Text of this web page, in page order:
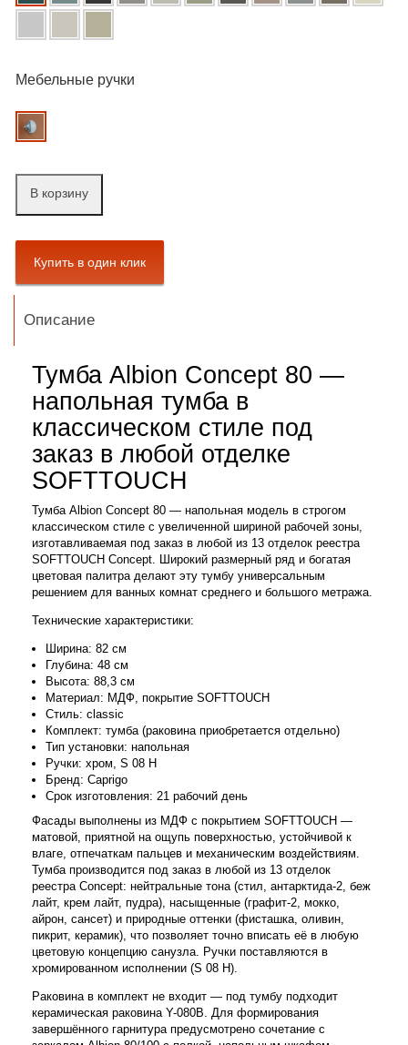
Мебельные ручки
В корзину
Описание
Тумба Albion Concept 80 —
напольная тумба в
классическом стиле под
заказ в любой отделке
SOFTTOUCH
Тумба Albion Concept 80 — напольная модель в строгом
классическом стиле с увеличенной шириной рабочей зоны,
изготавливаемая под заказ в любой из 13 отделок реестра
SOFTTOUCH Concept. Широкий размерный ряд и богатая
цветовая палитра делают эту тумбу универсальным
решением для ванных комнат среднего и большого метража.
Технические характеристики:
Ширина: 82 см
Глубина: 48 см
Высота: 88,3 см
Материал: МДФ, покрытие SOFTTOUCH
Стиль: classic
Комплект: тумба (раковина приобретается отдельно)
Тип установки: напольная
Ручки: хром, S 08 H
Бренд: Caprigo
Срок изготовления: 21 рабочий день
Фасады выполнены из МДФ с покрытием SOFTTOUCH —
матовой, приятной на ощупь поверхностью, устойчивой к
влаге, отпечаткам пальцев и механическим воздействиям.
Тумба производится под заказ в любой из 13 отделок
реестра Concept: нейтральные тона (стил, антарктида-2, беж
лайт, крем лайт, пудра), насыщенные (графит-2, мокко,
айрон, сансет) и природные оттенки (фисташка, оливин,
пикрит, керамик), что позволяет точно вписать её в любую
цветовую концепцию санузла. Ручки поставляются в
хромированном исполнении (S 08 H).
Раковина в комплект не входит — под тумбу подходит
керамическая раковина Y-080B. Для формирования
завершённого гарнитура предусмотрено сочетание с